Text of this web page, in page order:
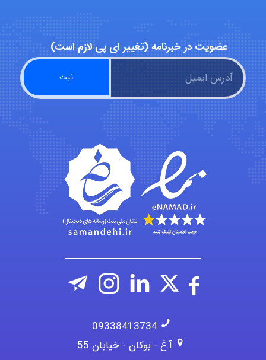
hosein abdolvand
Kati
emami
ehtesham
عضویت در خبرنامه (تغییر ای پی لازم است)
09338413734
آ.غ - بوکان - خیابان 55